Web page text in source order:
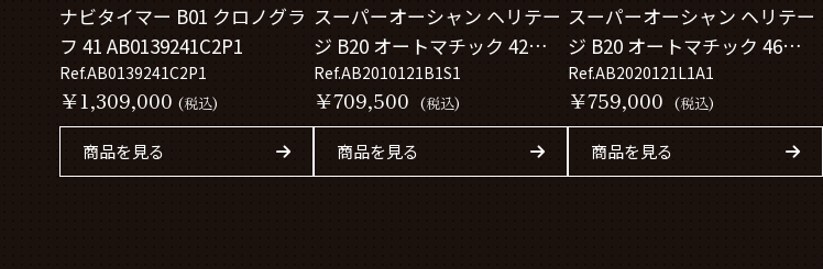
ナビタイマー B01 クロノグラ
フ 41 AB0139241C2P1
Ref.AB0139241C2P1
￥1,309,000 (税込)
商品を見る
スーパーオーシャン ヘリテー
ジ B20 オートマチック 42
AB2010121B1S1
Ref.AB2010121B1S1
￥709,500 (税込)
商品を見る
スーパーオーシャン ヘリテー
ジ B20 オートマチック 46
AB2020121L1A1
Ref.AB2020121L1A1
￥759,000 (税込)
商品を見る